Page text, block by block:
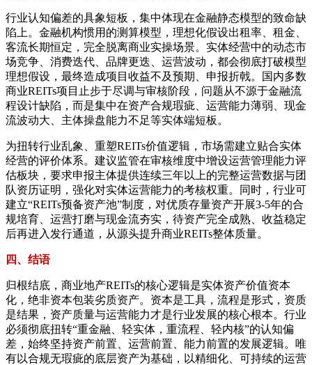
行业认知偏差的具象短板，集中体现在金融静态模型的致命缺
陷上。金融机构惯用的测算模型，理想化假设出租率、租金、
客流长期恒定，完全脱离商业实操场景。实体经营中的动态市
场竞争、消费迭代、品牌更迭、运营波动，都会彻底打破模型
理想假设，最终造成项目收益不及预期、申报折戟。国内多数
商业REITs项目止步于尽调与审核阶段，问题从不源于金融流
程设计缺陷，而是集中在资产合规瑕疵、运营能力薄弱、现金
流波动大、主体操盘能力不足等实体端短板。
为扭转行业乱象、重塑REITs价值逻辑，市场需建立贴合实体
经营的评价体系。建议监管在审核维度中增设运营管理能力评
估板块，要求申报主体提供连续三年以上的完整运营数据与团
队资历证明，强化对实体运营能力的考核权重。同时，行业可
建立“REITs预备资产池”制度，对优质存量资产开展3-5年的合
规培育、运营打磨与现金流夯实，待资产完全成熟、收益稳定
后再进入发行通道，从源头提升商业REITs整体质量。
四、结语
归根结底，商业地产REITs的核心逻辑是实体资产价值资本
化，绝非资本包装劣质资产。资本是工具，流程是形式，资质
是结果，资产质量与运营能力才是行业发展的核心根本。行业
必须彻底扭转“重金融、轻实体，重流程、轻内核”的认知偏
差，始终坚持资产前置、运营前置、能力前置的发展逻辑。唯
有以合规无瑕疵的底层资产为基础，以精细化、可持续的运营